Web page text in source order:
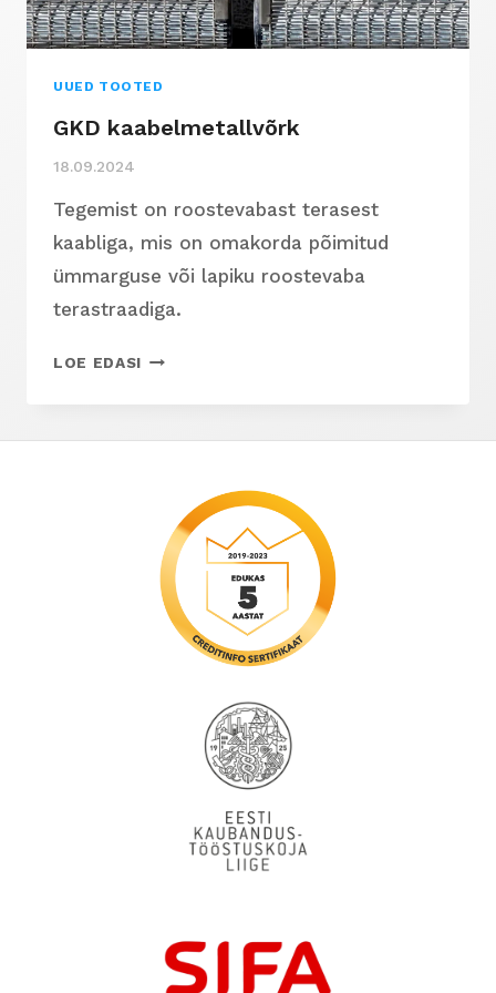
UUED TOOTED
GKD kaabelmetallvõrk
18.09.2024
Tegemist on roostevabast terasest
kaabliga, mis on omakorda põimitud
ümmarguse või lapiku roostevaba
terastraadiga.
LOE EDASI GKD